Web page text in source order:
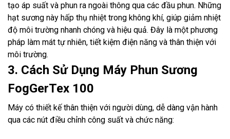
tạo áp suất và phun ra ngoài thông qua các đầu phun. Những
hạt sương này hấp thụ nhiệt trong không khí, giúp giảm nhiệt
độ môi trường nhanh chóng và hiệu quả. Đây là một phương
pháp làm mát tự nhiên, tiết kiệm điện năng và thân thiện với
môi trường.
3. Cách Sử Dụng Máy Phun Sương
FogGerTex 100
Máy có thiết kế thân thiện với người dùng, dễ dàng vận hành
qua các nút điều chỉnh công suất và chức năng: